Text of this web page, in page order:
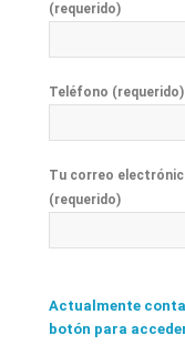
(requerido)
Teléfono (requerido)
Tu correo
(requerido)
Actualmente
botón para